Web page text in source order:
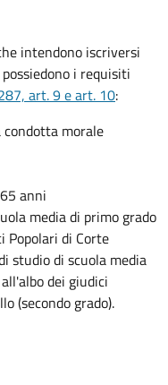
intendono iscriversi
i requisiti
art. 9 e art. 10:
morale
anni
media di primo grado
Popolari di Corte
studio di scuola media
dei giudici
(secondo grado).